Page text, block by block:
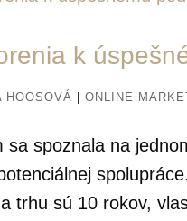
k
HOOSOVÁ |ONLINE
sa spoznala na
trhu sú 10 rokov,